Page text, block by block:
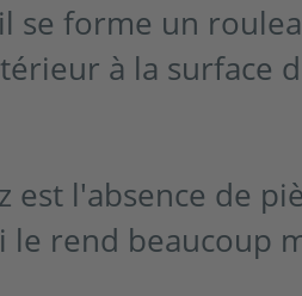
se forme un
à la surface
l'absence de
rend beaucoup